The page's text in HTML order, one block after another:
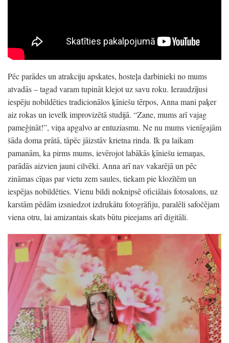
Pēc parādes un atrakciju apskates, hosteļa darbinieki no mums
atvadās – tagad varam tupināt klejot uz savu roku. Ieraudzījusi
iespēju nobildēties tradicionālos ķīniešu tērpos, Anna mani paķer
aiz rokas un ievelk improvizētā studijā. “Zane, mums arī vajag
pameģināt!”, viņa apgalvo ar entuziasmu. Ne nu mums vienīgajām
šāda doma prātā, tāpēc jāizstāv krietna rinda. Ik pa laikam
pamanām, ka pirms mums, ievērojot labākās ķīniešu iemaņas,
parādās aizvien jauni cilvēki. Anna arī nav vakarējā un pēc
zināmas cīņas par vietu zem saules, tiekam pie klozītēm un
iespējas nobildēties. Vienu bildi noknipsē oficiālais fotosalons, uz
karstām pēdām izsniedzot izdrukātu fotogrāfiju, paralēli safočējam
viena otru, lai amizantais skats būtu pieejams arī digitāli.